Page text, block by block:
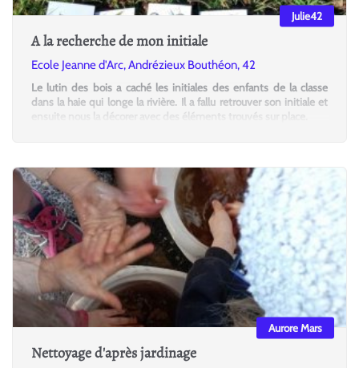
A la recherche de mon initiale
Ecole Jeanne d'Arc, Andrézieux Bouthéon, 42
Le lutin des bois a caché les initiales des enfants de la classe
dans la haie qui longe la rivière. Il a fallu retrouver son initiale et
ensuite nous la décorer avec des éléments trouvés sur place.
Julie42
Nettoyage d'après jardinage
Aurore Mars